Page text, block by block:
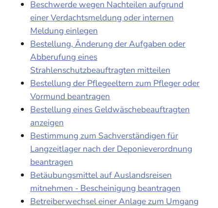
Beschwerde wegen Nachteilen aufgrund
einer Verdachtsmeldung oder internen
Meldung einlegen
Bestellung, Änderung der Aufgaben oder
Abberufung eines
Strahlenschutzbeauftragten mitteilen
Bestellung der Pflegeeltern zum Pfleger oder
Vormund beantragen
Bestellung eines Geldwäschebeauftragten
anzeigen
Bestimmung zum Sachverständigen für
Langzeitlager nach der Deponieverordnung
beantragen
Betäubungsmittel auf Auslandsreisen
mitnehmen - Bescheinigung beantragen
Betreiberwechsel einer Anlage zum Umgang